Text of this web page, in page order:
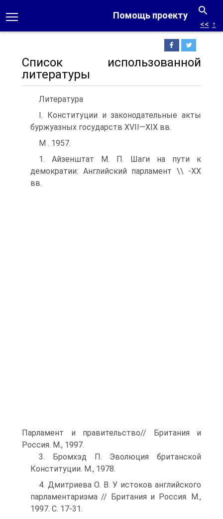
Помощь проекту
<< ↑
Список использованной
литературы
Литература
I. Конституции и законодательные акты
буржуазных государств XVII—XIX вв.
М . 1957.
1. Айзенштат М. П. Шаги на пути к
демократии: Английский парламент \\ -XX
вв.
Парламент и правительство// Британия и
Россия. М., 1997.
3. Бромхэд П. Эволюция британской
Конституции. М., 1978.
4. Дмитриева О. В. У истоков английского
парламентаризма // Британия и Россия. М.,
1997. С. 17-31.